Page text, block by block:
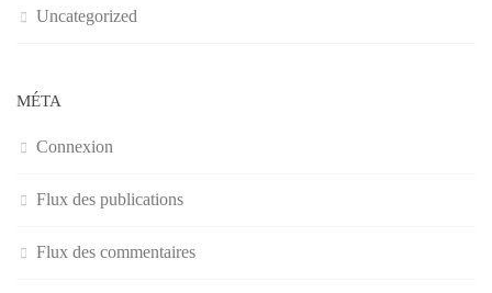
Uncategorized
MÉTA
Connexion
Flux des publications
Flux des commentaires